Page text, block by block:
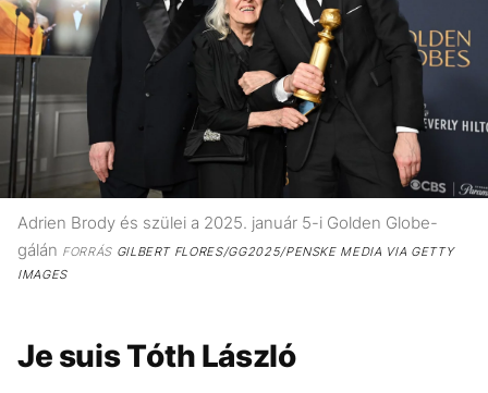
Adrien Brody és szülei a 2025. január 5-i Golden Globe-
gálán FORRÁSGILBERT FLORES/GG2025/PENSKE MEDIA VIA GETTY
IMAGES
Je suis Tóth László